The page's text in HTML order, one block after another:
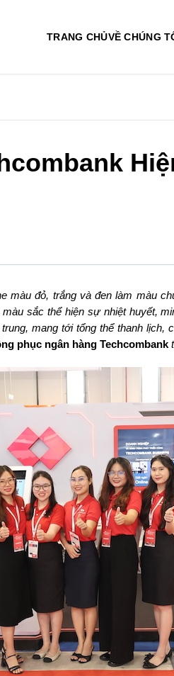
TRANG CHỦVỀ CHÚNG
màu đỏ, trắng và đen làm màu
sắc thể hiện sự nhiệt huyết,
mang tới tổng thể thanh lịch,
phục ngân hàng Techcombank